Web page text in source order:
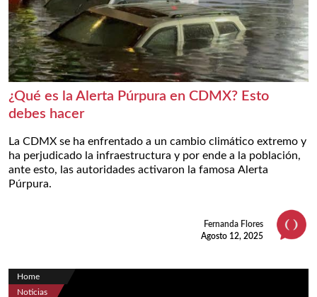
¿Qué es la Alerta Púrpura en CDMX? Esto
debes hacer
La CDMX se ha enfrentado a un cambio climático extremo y
ha perjudicado la infraestructura y por ende a la población,
ante esto, las autoridades activaron la famosa Alerta
Púrpura.
Fernanda Flores
Agosto 12, 2025
Home
Noticias